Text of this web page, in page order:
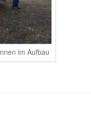
im Aufbau